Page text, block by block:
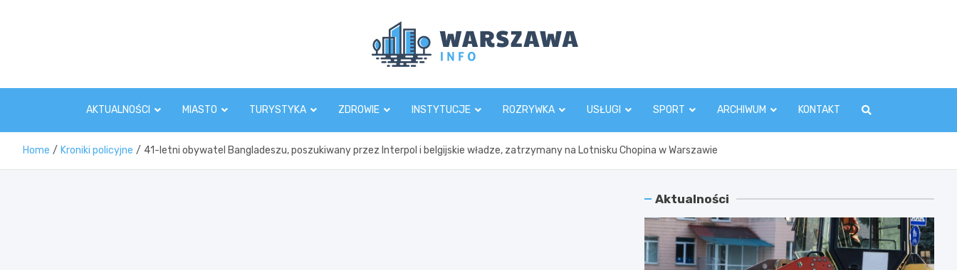
AKTUALNOŚCI MIASTO TURYSTYKA ZDROWIE INSTYTUCJE ROZRYWKA USŁUGI SPORT ARCHIWUM KONTAKT
Home Kroniki policyjne 41-letni obywatel Bangladeszu, poszukiwany przez Interpol i belgijskie władze, zatrzymany na Lotnisku Chopina w Warszawie
Aktualności